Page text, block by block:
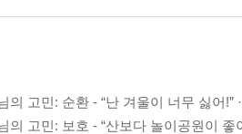
의 고민: 순환 - “난 겨울이 너무 싫어!”
의 고민: 보호 - “산보다 놀이공원이 좋